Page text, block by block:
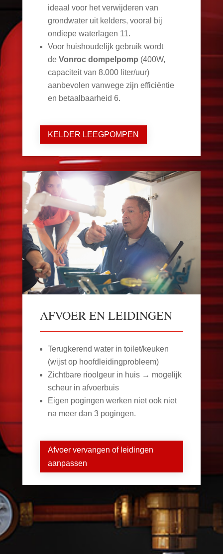
ideaal voor het verwijderen van
grondwater uit kelders, vooral bij
ondiepe waterlagen 11.
Voor huishoudelijk gebruik wordt
de Vonroc dompelpomp (400W,
capaciteit van 8.000 liter/uur)
aanbevolen vanwege zijn efficiëntie
en betaalbaarheid 6.
KELDER LEEGPOMPEN
AFVOER EN LEIDINGEN
Terugkerend water in toilet/keuken
(wijst op hoofdleidingprobleem)
Zichtbare rioolgeur in huis → mogelijk
scheur in afvoerbuis
Eigen pogingen werken niet ook niet
na meer dan 3 pogingen.
Afvoer vervangen of leidingen
aanpassen